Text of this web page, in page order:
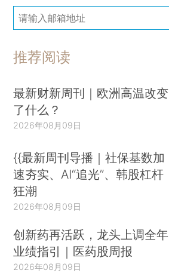
推荐阅读
最新财新周刊｜欧洲高温改变
了什么？
2026年08月09日
{{最新周刊导播｜社保基数加
速夯实、AI“追光”、韩股杠杆
狂潮
2026年08月09日
创新药再活跃，龙头上调全年
业绩指引｜医药股周报
2026年08月09日